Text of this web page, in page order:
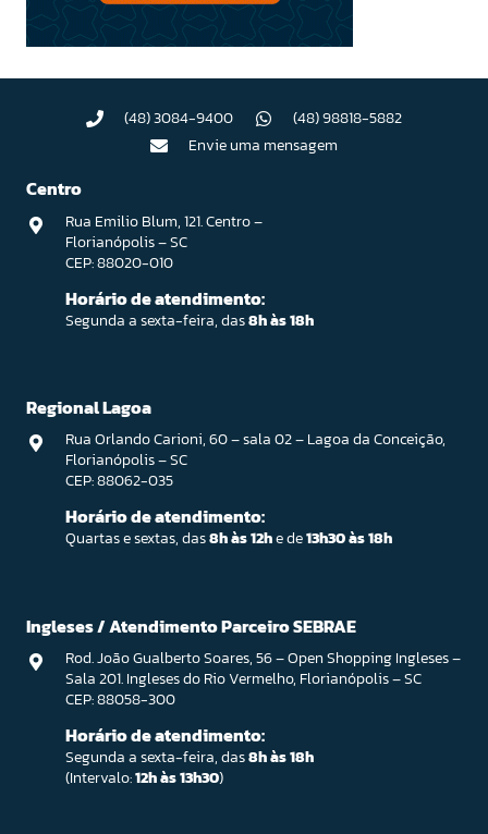
(48) 3084-9400
(48) 98818-5882
Envie uma mensagem
Centro
Rua Emilio Blum, 121. Centro –
Florianópolis – SC
CEP: 88020-010
Horário de atendimento:
Segunda a sexta-feira, das8h às 18h
Regional Lagoa
Rua Orlando Carioni, 60 – sala 02 – Lagoa da Conceição,
Florianópolis – SC
CEP: 88062-035
Horário de atendimento:
Quartas e sextas, das8h às 12he de13h30 às 18h
Ingleses / Atendimento Parceiro SEBRAE
Rod. João Gualberto Soares, 56 – Open Shopping Ingleses –
Sala 201. Ingleses do Rio Vermelho, Florianópolis – SC
CEP: 88058-300
Horário de atendimento:
Segunda a sexta-feira, das8h às 18h
(Intervalo:12h às 13h30)